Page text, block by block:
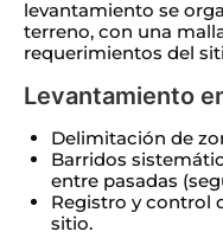
levantamiento se
terreno, con una
requerimientos del
Levantamiento
Delimitación de
Barridos
entre pasadas
Registro y control
sitio.